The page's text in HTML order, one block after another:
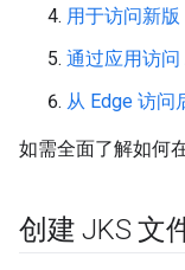
用于访问新版
通过应用访问
从 Edge 访问
如需全面了解如何
创建 JKS 文